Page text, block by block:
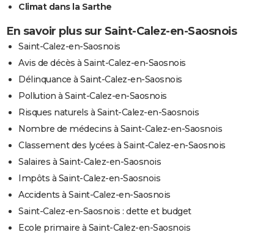
Climat dans la Sarthe
En savoir plus sur Saint-Calez-en-Saosnois
Saint-Calez-en-Saosnois
Avis de décès à Saint-Calez-en-Saosnois
Délinquance à Saint-Calez-en-Saosnois
Pollution à Saint-Calez-en-Saosnois
Risques naturels à Saint-Calez-en-Saosnois
Nombre de médecins à Saint-Calez-en-Saosnois
Classement des lycées à Saint-Calez-en-Saosnois
Salaires à Saint-Calez-en-Saosnois
Impôts à Saint-Calez-en-Saosnois
Accidents à Saint-Calez-en-Saosnois
Saint-Calez-en-Saosnois : dette et budget
Ecole primaire à Saint-Calez-en-Saosnois